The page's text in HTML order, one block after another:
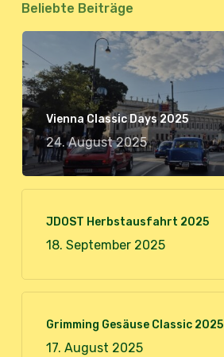
Beliebte Beiträge
Vienna Classic Days 2025
24. August 2025
JDOST Herbstausfahrt 2025
18. September 2025
Grimming Gesäuse Classic 2025
17. August 2025